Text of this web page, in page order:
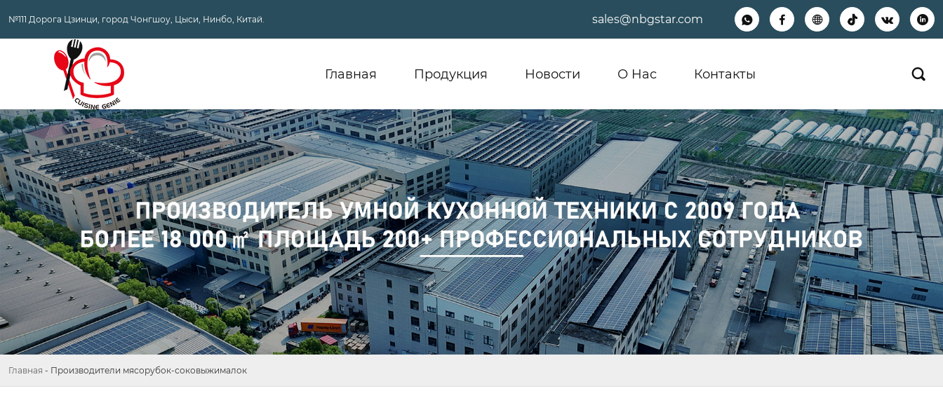
№111 Дорога Цзинци, город Чонгшоу, Цыси, Нинбо, Китай. sales@nbgstar.com      
Главная Продукция Новости О Hас Контакты 
Главная - Производители мясорубок-соковыжималок